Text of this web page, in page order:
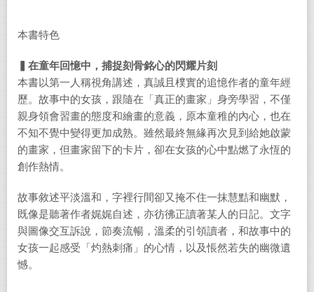
本書特色
▍在童年回憶中，捕捉刻骨銘心的閃耀片刻
本書以第一人稱視角講述，真誠且樸實的追憶作者的童年經
歷。故事中的女孩，跟隨在「真正的畫家」身旁學習，不僅
親身領會習畫的態度和繪畫的意義，原本童稚的內心，也在
不知不覺中變得更加成熟。雖然最終無緣再次見到給她啟蒙
的畫家，但畫家留下的卡片，卻在女孩的心中點燃了永恆的
創作熱情。
故事敘述平淡溫和，字裡行間卻又掩不住一抹慧黠和幽默，
既像是聽著作者娓娓自述，亦彷彿正讀著某人的日記。文字
與圖像交互訴說，節奏流暢，溫柔的引領讀者，和故事中的
女孩一起感受「灼熱刺痛」的心情，以及悵然若失的幽微遺
憾。